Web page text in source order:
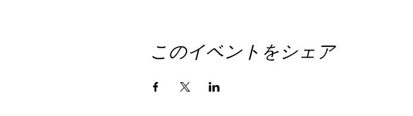
このイベントをシェア